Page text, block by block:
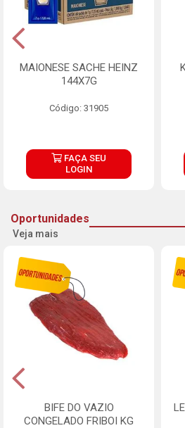
MAIONESE SACHE HEINZ
144X7G
Código: 31905
FAÇA SEU
LOGIN
Oportunidades
Veja mais
BIFE DO VAZIO
CONGELADO FRIBOI KG